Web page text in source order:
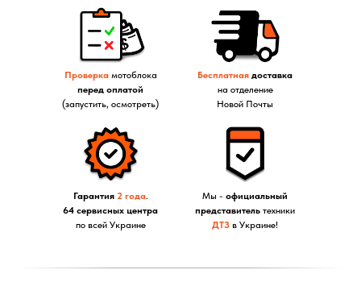
Проверкамотоблока
перед оплатой
(запустить, осмотреть)
Гарантия 2 года.
64 сервисных центра
по всей Украине
Бесплатная доставка
на отделение
Новой Почты
Мы - официальный
представитель техники
ДТЗ в Украине!